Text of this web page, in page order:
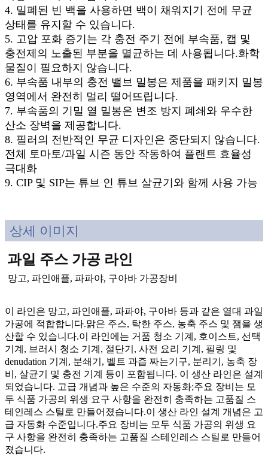
4. 밀폐된 빈 백을 사용하면 백이 채워지기 전에 무균
상태를 유지할 수 있습니다.
5. 고압 포화 증기는 각 충전 주기 전에 부속품, 캡 및
충전제의 노출된 부분을 멸균하는 데 사용됩니다.화학
물질이 필요하지 않습니다.
6. 부속품 내부의 충전 밸브 밀봉은 제품을 패키지 밀봉
영역에서 완전히 멀리 떨어뜨립니다.
7. 부속품의 기밀 열 밀봉은 변조 방지 폐쇄와 우수한
산소 장벽을 제공합니다.
8. 필러의 전반적인 무균 디자인은 중단되지 않습니다.
전체 토마토/과일 시즌 동안 작동하여 플랜트 효율성
극대화
9. CIP 및 SIP는 튜브 인 튜브 살균기와 함께 사용 가능
상세 이미지
과일 주스 가공 라인
망고, 파인애플, 파파야, 구아바 가공장비
이 라인은 망고, 파인애플, 파파야, 구아바 등과 같은 열대 과일
가공에 적합합니다.맑은 주스, 탁한 주스, 농축 주스 및 잼을 생
산할 수 있습니다.이 라인에는 거품 청소 기계, 호이스트, 선택
기계, 브러시 청소 기계, 절단기, 사전 요리 기계, 필링 및
denudation 기계, 분쇄기, 벨트 과즙 짜는기구, 분리기, 농축 장
비, 살균기 및 충전 기계 등이 포함됩니다. 이 생산 라인은 설계
되었습니다. 고급 개념과 높은 수준의 자동화;주요 장비는 모
두 식품 가공의 위생 요구 사항을 완전히 충족하는 고품질 스
테인레스 스틸로 만들어졌습니다.이 생산 라인 설계 개념은 고
급 자동화 수준입니다.주요 장비는 모두 식품 가공의 위생 요
구 사항을 완전히 충족하는 고품질 스테인레스 스틸로 만들어
졌습니다.